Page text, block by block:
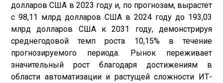
долларов США в 2023 году и, по прогнозам, вырастет
с 98,11 млрд долларов США в 2024 году до 193,03
млрд долларов США к 2031 году, демонстрируя
среднегодовой темп роста 10,15% в течение
прогнозируемого периода. Рынок переживает
значительный рост благодаря достижениям в
области автоматизации и растущей сложности ИТ-